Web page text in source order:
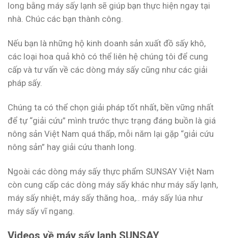
long bằng máy sấy lạnh sẽ giúp bạn thực hiện ngay tại
nhà. Chúc các bạn thành công.
Nếu bạn là những hộ kinh doanh sản xuất đồ sấy khô,
các loại hoa quả khô có thể liên hệ chúng tôi để cung
cấp và tư vấn về các dòng máy sấy cũng như các giải
pháp sấy.
Chúng ta có thể chọn giải pháp tốt nhất, bền vững nhất
để tự “giải cứu” mình trước thực trạng đáng buồn là giá
nông sản Việt Nam quá thấp, mỗi năm lại gặp “giải cứu
nông sản” hay giải cứu thanh long.
Ngoài các dòng máy sấy thực phẩm SUNSAY Việt Nam
còn cung cấp các dòng máy sấy khác như máy sấy lạnh,
máy sấy nhiệt, máy sấy thăng hoa,.. máy sấy lúa như
máy sấy vĩ ngang.
Videos về máy sấy lạnh SUNSAY